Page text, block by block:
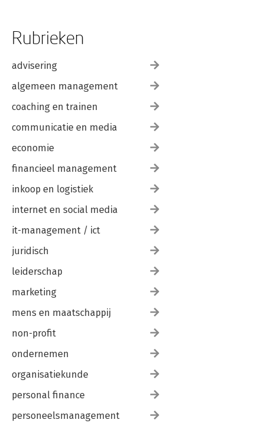
Rubrieken
advisering
algemeen management
coaching en trainen
communicatie en media
economie
financieel management
inkoop en logistiek
internet en social media
it-management / ict
juridisch
leiderschap
marketing
mens en maatschappij
non-profit
ondernemen
organisatiekunde
personal finance
personeelsmanagement